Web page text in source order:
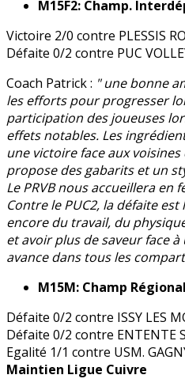
M15F2: Champ.
Victoire 2/0 contre PLESSIS
Défaite 0/2 contre PUC
Coach Patrick : " une bonne
les efforts pour progresser
participation des joueuses
effets notables. Les
une victoire face aux
propose des gabarits et un
Le PRVB nous accueillera
Contre le PUC2, la défaite
encore du travail, du
et avoir plus de saveur face
avance dans tous les
M15M: Champ
Défaite 0/2 contre ISSY LES
Défaite 0/2 contre ENTENTE
Egalité 1/1 contre USM.
Maintien Ligue Cuivre